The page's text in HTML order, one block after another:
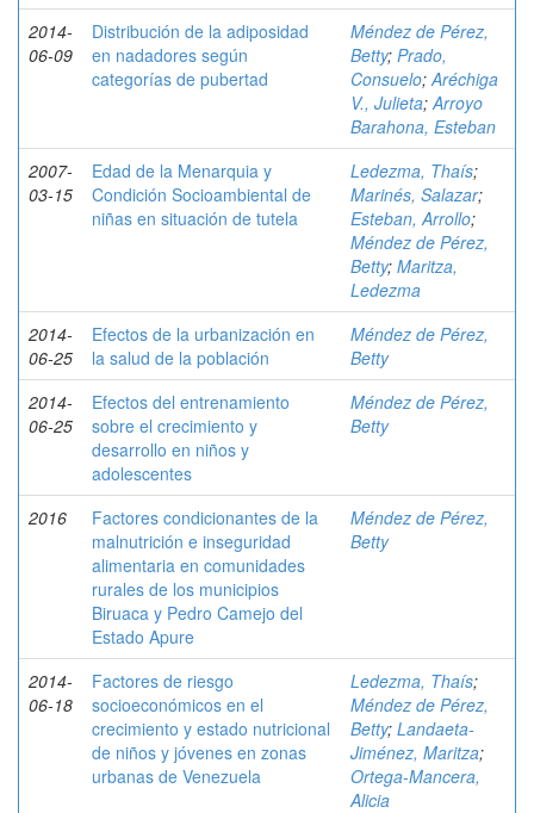
2014-
06-09
Distribución de la adiposidad
en nadadores según
categorías de pubertad
Méndez de Pérez,
Betty; Prado,
Consuelo;Aréchiga
V., Julieta;Arroyo
Barahona, Esteban
2007-
03-15
Edad de la Menarquia y
Condición Socioambiental de
niñas en situación de tutela
Ledezma, Thaís;
Marinés, Salazar;
Esteban, Arrollo;
Méndez de Pérez,
Betty; Maritza,
Ledezma
2014-
06-25
Efectos de la urbanización en
la salud de la población
Méndez de Pérez,
Betty
2014-
06-25
Efectos del entrenamiento
sobre el crecimiento y
desarrollo en niños y
adolescentes
Méndez de Pérez,
Betty
2016
Factores condicionantes de la
malnutrición e inseguridad
alimentaria en comunidades
rurales de los municipios
Biruaca y Pedro Camejo del
Estado Apure
Méndez de Pérez,
Betty
2014-
06-18
Factores de riesgo
socioeconómicos en el
crecimiento y estado nutricional
de niños y jóvenes en zonas
urbanas de Venezuela
Ledezma, Thaís;
Méndez de Pérez,
Betty; Landaeta-
Jiménez, Maritza;
Ortega-Mancera,
Alicia